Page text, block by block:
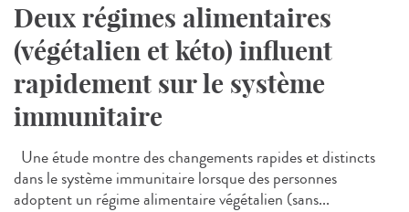
Deux régimes alimentaires
(végétalien et kéto) influent
rapidement sur le système
immunitaire
Une étude montre des changements rapides et distincts
dans le système immunitaire lorsque des personnes
adoptent un régime alimentaire végétalien (sans...